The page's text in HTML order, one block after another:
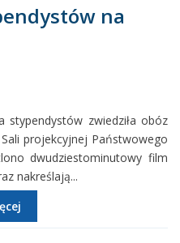
na
stypendystów zwiedziła obóz
projekcyjnej Państwowego
dwudziestominutowy film
nakreślają...